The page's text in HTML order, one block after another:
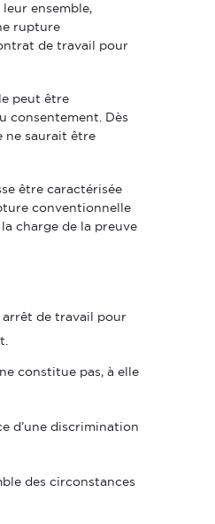
ensemble,
rupture
de travail pour
peut être
consentement. Dès
ne saurait être
être caractérisée
conventionnelle
charge de la preuve
de travail pour
constitue pas, à elle
d’une discrimination
des circonstances